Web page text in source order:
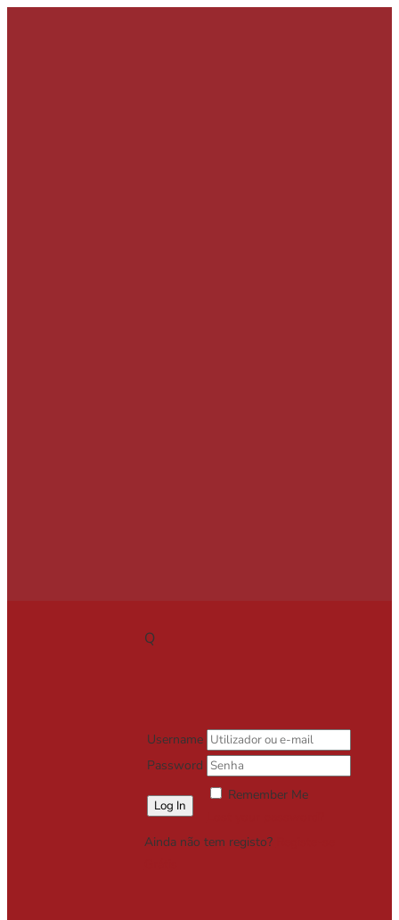
Q
Username
Password
Remember Me
Ainda não tem registo?